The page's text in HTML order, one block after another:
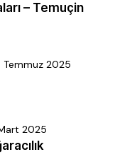
– Temuçin
Temmuz 2025
2025